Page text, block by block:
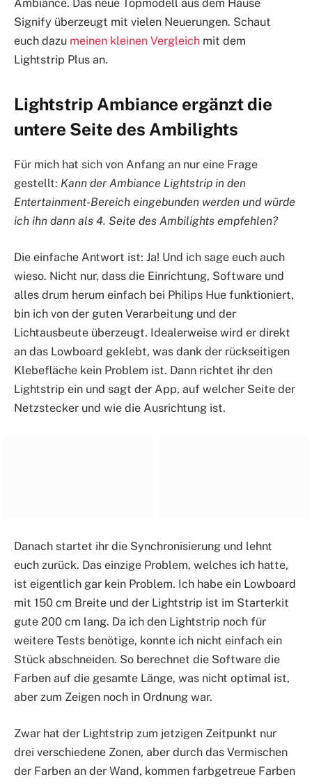
Ambiance. Das neue Topmodell aus dem Hause
Signify überzeugt mit vielen Neuerungen. Schaut
euch dazu meinen kleinen Vergleich mit dem
Lightstrip Plus an.
Lightstrip Ambiance ergänzt die
untere Seite des Ambilights
Für mich hat sich von Anfang an nur eine Frage
gestellt: Kann der Ambiance Lightstrip in den
Entertainment-Bereich eingebunden werden und würde
ich ihn dann als 4. Seite des Ambilights empfehlen?
Die einfache Antwort ist: Ja! Und ich sage euch auch
wieso. Nicht nur, dass die Einrichtung, Software und
alles drum herum einfach bei Philips Hue funktioniert,
bin ich von der guten Verarbeitung und der
Lichtausbeute überzeugt. Idealerweise wird er direkt
an das Lowboard geklebt, was dank der rückseitigen
Klebefläche kein Problem ist. Dann richtet ihr den
Lightstrip ein und sagt der App, auf welcher Seite der
Netzstecker und wie die Ausrichtung ist.
Danach startet ihr die Synchronisierung und lehnt
euch zurück. Das einzige Problem, welches ich hatte,
ist eigentlich gar kein Problem. Ich habe ein Lowboard
mit 150 cm Breite und der Lightstrip ist im Starterkit
gute 200 cm lang. Da ich den Lightstrip noch für
weitere Tests benötige, konnte ich nicht einfach ein
Stück abschneiden. So berechnet die Software die
Farben auf die gesamte Länge, was nicht optimal ist,
aber zum Zeigen noch in Ordnung war.
Zwar hat der Lightstrip zum jetzigen Zeitpunkt nur
drei verschiedene Zonen, aber durch das Vermischen
der Farben an der Wand, kommen farbgetreue Farben